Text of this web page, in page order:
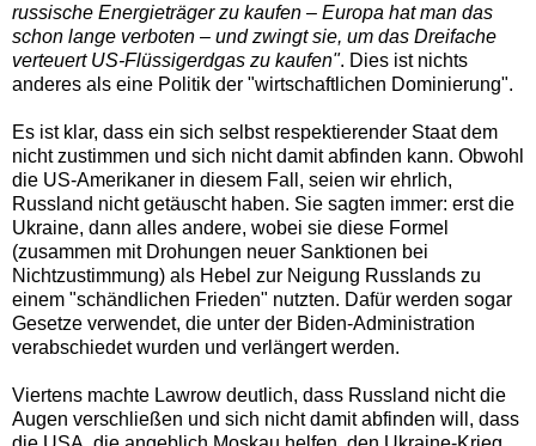
russische Energieträger zu kaufen – Europa hat man das
schon lange verboten – und zwingt sie, um das Dreifache
verteuert US-Flüssigerdgas zu kaufen". Dies ist nichts
anderes als eine Politik der "wirtschaftlichen Dominierung".
Es ist klar, dass ein sich selbst respektierender Staat dem
nicht zustimmen und sich nicht damit abfinden kann. Obwohl
die US-Amerikaner in diesem Fall, seien wir ehrlich,
Russland nicht getäuscht haben. Sie sagten immer: erst die
Ukraine, dann alles andere, wobei sie diese Formel
(zusammen mit Drohungen neuer Sanktionen bei
Nichtzustimmung) als Hebel zur Neigung Russlands zu
einem "schändlichen Frieden" nutzten. Dafür werden sogar
Gesetze verwendet, die unter der Biden-Administration
verabschiedet wurden und verlängert werden.
Viertens machte Lawrow deutlich, dass Russland nicht die
Augen verschließen und sich nicht damit abfinden will, dass